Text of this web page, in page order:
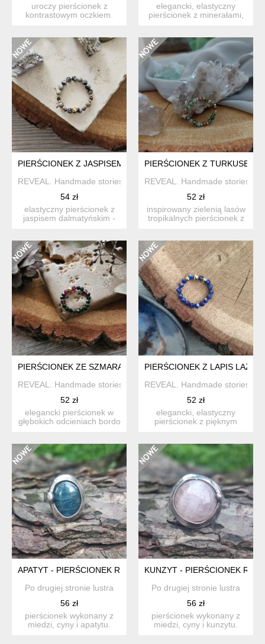
uroczy pierścionek z
kontrastowym oczkiem.
elegancki, elastyczny
pierścionek z minerałami,
PIERŚCIONEK Z JASPISEM DALMATYŃSKIM I BRONZYTEM
REVEAL. Handmade stories
54 zł
elastyczny pierścionek z
jaspisem dalmatyńskim -
PIERŚCIONEK Z TURKUSEM
REVEAL. Handmade stories
52 zł
inspirowany zielenią lasów
tropikalnych pierścionek z
PIERŚCIONEK ZE SZMARAGDEM NILU I GRANATEM
REVEAL. Handmade stories
52 zł
elegancki pierścionek w
głębokich odcieniach bordo
PIERŚCIONEK Z LAPIS
REVEAL. Handmade stories
52 zł
elegancki, elastyczny
pierścionek z pięknym
APATYT - PIERŚCIONEK REGULOWANY
Po drugiej stronie lustra
56 zł
pierścionek wykonany z
miedzi, cyny i apatytu.
KUNZYT - PIERŚCIONEK
Po drugiej stronie lustra
56 zł
pierścionek wykonany z
miedzi, cyny i kunzytu.